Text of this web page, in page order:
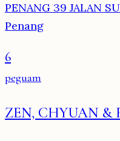
PENANG 39 JALAN
Penang
6
peguam
ZEN, CHYUAN &